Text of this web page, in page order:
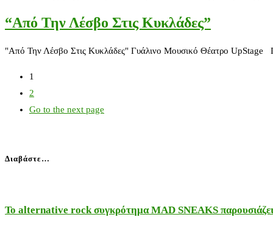
“Από Την Λέσβο Στις Κυκλάδες”
"Από Την Λέσβο Στις Κυκλάδες" Γυάλινο Μουσικό Θέατρο UpStage
1
2
Go to the next page
Διαβάστε…
Το alternative rock συγκρότημα MAD SNEAKS